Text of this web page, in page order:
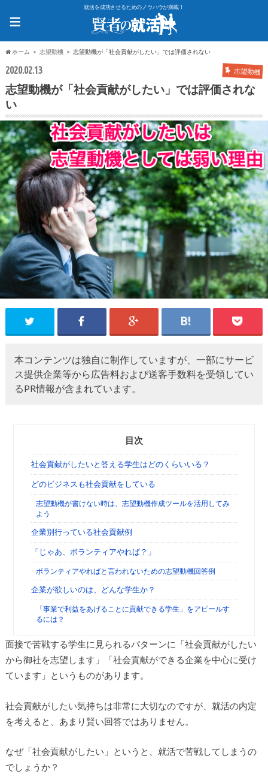
就活を成功させるためのノウハウが満載！
≡
ホーム 志望動機 志望動機が「社会貢献がしたい」では評価されない
2020.02.13 志望動機
志望動機が「社会貢献がしたい」では評価されな
い
本コンテンツは独自に制作していますが、一部にサービ
ス提供企業等から広告料および送客手数料を受領してい
るPR情報が含まれています。
目次
社会貢献がしたいと答える学生はどのくらいいる？
どのビジネスも社会貢献をしている
志望動機が書けない時は、志望動機作成ツールを活用してみ
よう
企業別行っている社会貢献例
「じゃあ、ボランティアやれば？」
ボランティアやればと言われないための志望動機回答例
企業が欲しいのは、どんな学生か？
「事業で利益をあげることに貢献できる学生」をアピールす
るには？
面接で苦戦する学生に見られるパターンに「社会貢献がしたい
から御社を志望します」「社会貢献ができる企業を中心に受け
ています」というものがあります。
社会貢献がしたい気持ちは非常に大切なのですが、就活の内定
を考えると、あまり賢い回答ではありません。
なぜ「社会貢献がしたい」というと、就活で苦戦してしまうの
でしょうか？